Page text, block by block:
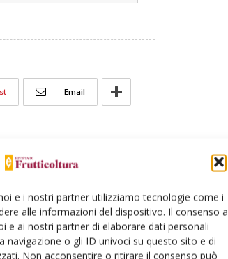
e i nostri partner utilizziamo tecnologie come i
alle informazioni del dispositivo. Il consenso a
e ai nostri partner di elaborare dati personali
o gli ID univoci su questo sito e di
Non acconsentire o ritirare il consenso può
Email